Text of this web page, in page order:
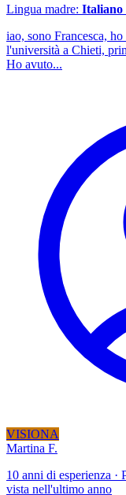
Lingua madre: Italiano
iao, sono Francesca,
l'università a Chieti,
Ho avuto...
VISIONA
Martina F.
10 anni di esperienza ·
vista nell'ultimo anno